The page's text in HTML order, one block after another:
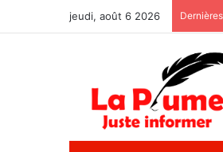
jeudi, août 6 2026